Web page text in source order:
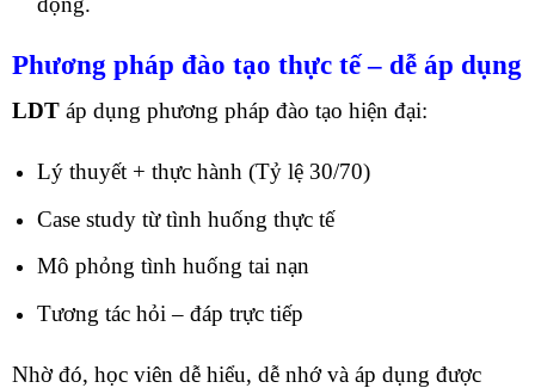
Phương pháp đào tạo thực tế – dễ áp dụng
LDTáp dụng phương pháp đào tạo hiện đại:
Lý thuyết + thực hành (Tỷ lệ 30/70)
Case study từ tình huống thực tế
Mô phỏng tình huống tai nạn
Tương tác hỏi – đáp trực tiếp
Nhờ đó, học viên dễ hiểu, dễ nhớ và áp dụng được